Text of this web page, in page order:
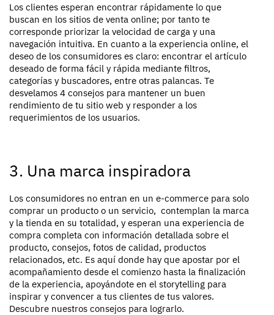
Los clientes esperan encontrar rápidamente lo que
buscan en los sitios de venta online; por tanto te
corresponde priorizar la velocidad de carga y una
navegación intuitiva. En cuanto a la experiencia online, el
deseo de los consumidores es claro: encontrar el artículo
deseado de forma fácil y rápida mediante filtros,
categorías y buscadores, entre otras palancas. Te
desvelamos 4 consejos para mantener un buen
rendimiento de tu sitio web y responder a los
requerimientos de los usuarios.
3. Una marca inspiradora
Los consumidores no entran en un e-commerce para solo
comprar un producto o un servicio, contemplan la marca
y la tienda en su totalidad, y esperan una experiencia de
compra completa con información detallada sobre el
producto, consejos, fotos de calidad, productos
relacionados, etc. Es aquí donde hay que apostar por el
acompañamiento desde el comienzo hasta la finalización
de la experiencia, apoyándote en el storytelling para
inspirar y convencer a tus clientes de tus valores.
Descubre nuestros consejos para lograrlo.